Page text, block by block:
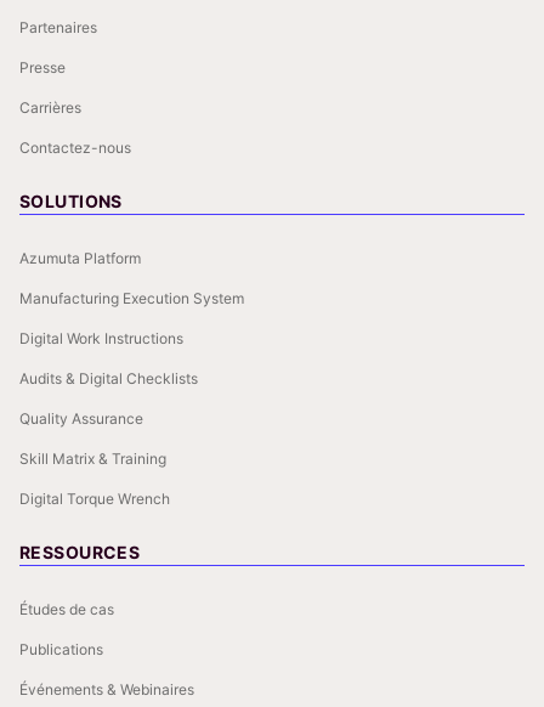
Partenaires
Presse
Carrières
Contactez-nous
SOLUTIONS
Azumuta Platform
Manufacturing Execution System
Digital Work Instructions
Audits & Digital Checklists
Quality Assurance
Skill Matrix & Training
Digital Torque Wrench
RESSOURCES
Études de cas
Publications
Événements & Webinaires